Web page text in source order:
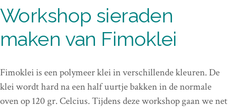
Workshop sieraden
maken van Fimoklei
Fimoklei is een polymeer klei in verschillende kleuren. De
klei wordt hard na een half uurtje bakken in de normale
oven op 120 gr. Celcius. Tijdens deze workshop gaan we net